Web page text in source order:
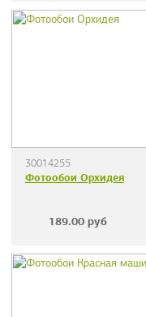
30014255
Фотообои Орхидея
189.00 руб